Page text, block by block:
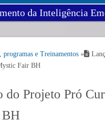
da Inteligência
programas e Treinamentos »
Fair BH
do Projeto Pró